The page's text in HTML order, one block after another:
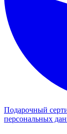
Подарочный
персональных